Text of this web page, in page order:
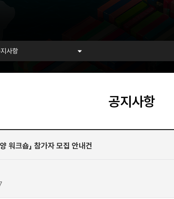
사항
공지사항
워크숍」 참가자 모집 안내건